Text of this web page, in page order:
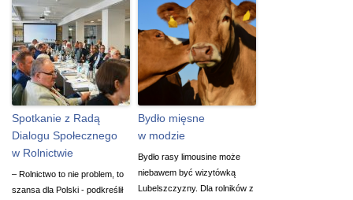
Spotkanie z Radą
Dialogu Społecznego
w Rolnictwie
– Rolnictwo to nie problem, to
szansa dla Polski - podkreślił
Bydło mięsne
w modzie
Bydło rasy limousine może
niebawem być wizytówką
Lubelszczyzny. Dla rolników z